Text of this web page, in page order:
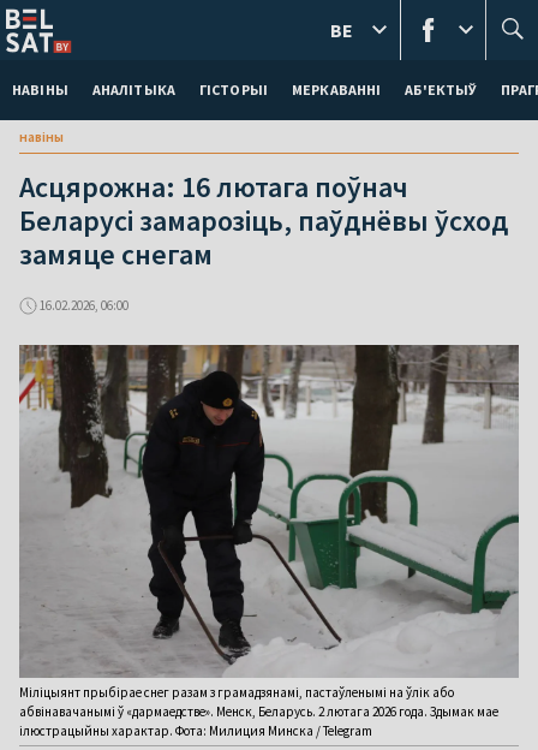
НАВІНЫ АНАЛІТЫКА ГІСТОРЫІ МЕРКАВАННI АБ'ЕКТЫЎ
BE
навіны
Асцярожна: 16 лютага поўнач
Беларусі замарозіць, паўднёвы ўсход
замяце снегам
16.02.2026, 06:00
Міліцыянт прыбірае снег разам з грамадзянамі, пастаўленымі на ўлік або
абвінавачанымі ў «дармаедстве». Менск, Беларусь. 2 лютага 2026 года. Здымак мае
ілюстрацыйны характар. Фота: Милиция Минска / Telegram